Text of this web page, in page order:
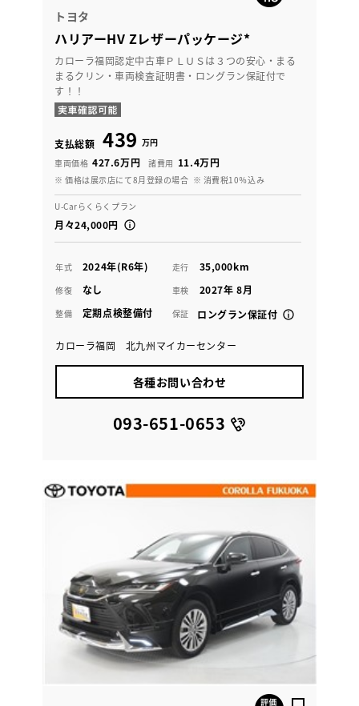
トヨタ
ハリアーHV Zレザーパッケージ*
カローラ福岡認定中古車ＰＬＵＳは３つの安心・まる
まるクリン・車両検査証明書・ロングラン保証付で
す！！
支払総額 439 万円
車両価格 427.6万円 諸費用 11.4万円
※ 価格は展示店にて8月登録の場合 ※ 消費税10％込み
U-Carらくらくプラン
月々24,000円
年式 2024年(R6年) 走行 35,000km
修復 なし 車検 2027年 8月
整備 定期点検整備付 保証 ロングラン保証付
カローラ福岡 北九州マイカーセンター
各種お問い合わせ
093-651-0653